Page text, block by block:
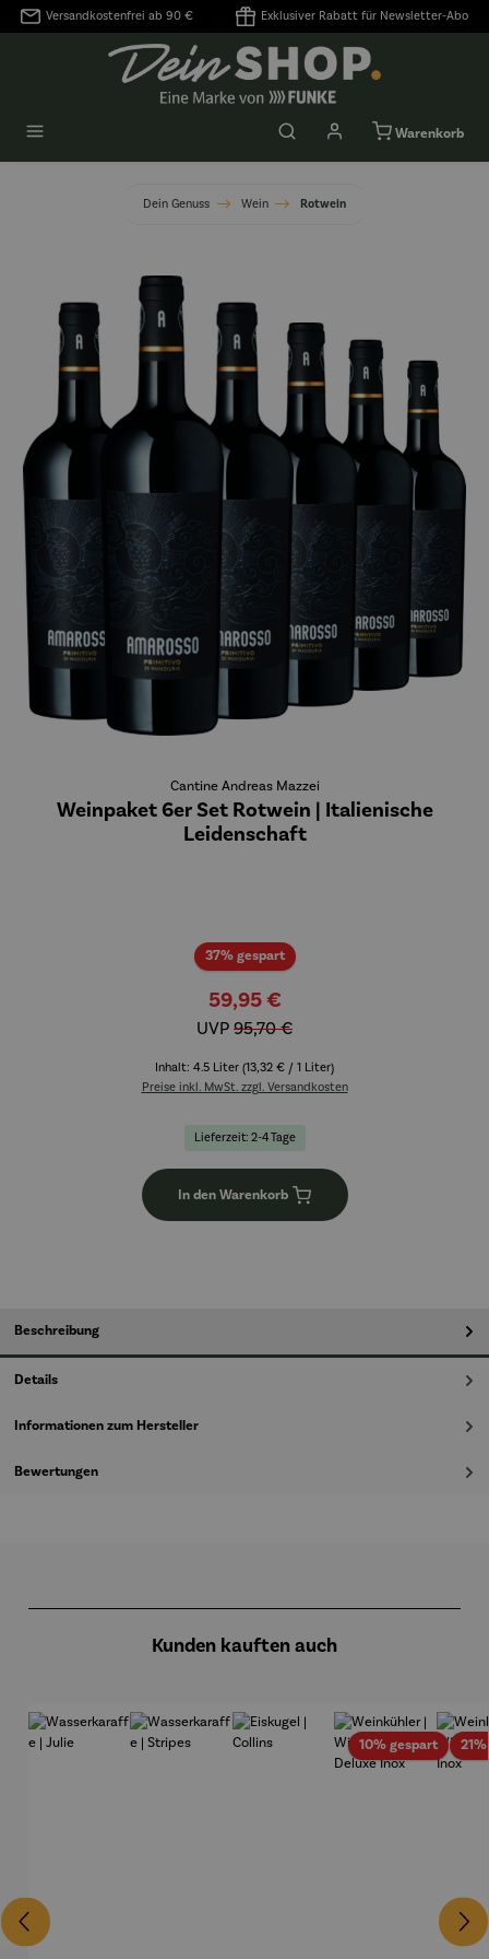
springen
Versandkostenfrei ab 90 € Exklusiver Rabatt für Newsletter-Abo
Warenkorb
Dein Genuss Wein Rotwein
Bildergalerie überspringen
Cantine Andreas Mazzei
Weinpaket 6er Set Rotwein | Italienische
Leidenschaft
37% gespartRabatt
59,95 €
UVP 95,70 €
Inhalt: 4.5 Liter (13,32 € / 1 Liter)
Preise inkl. MwSt. zzgl. Versandkosten
Lieferzeit: 2-4 Tage
In den Warenkorb
Beschreibung
Details
Informationen zum Hersteller
Bewertungen
Kunden kauften auch
10% gespartRabatt